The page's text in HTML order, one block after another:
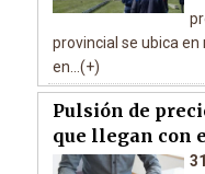
provincial se ubica
en...(+)
Pulsión de
que llegan con